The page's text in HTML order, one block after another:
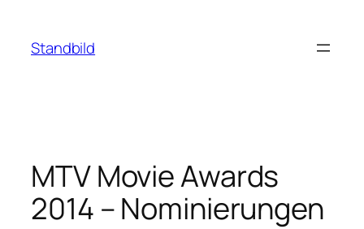
springen
Standbild
MTV Movie Awards
2014 – Nominierungen